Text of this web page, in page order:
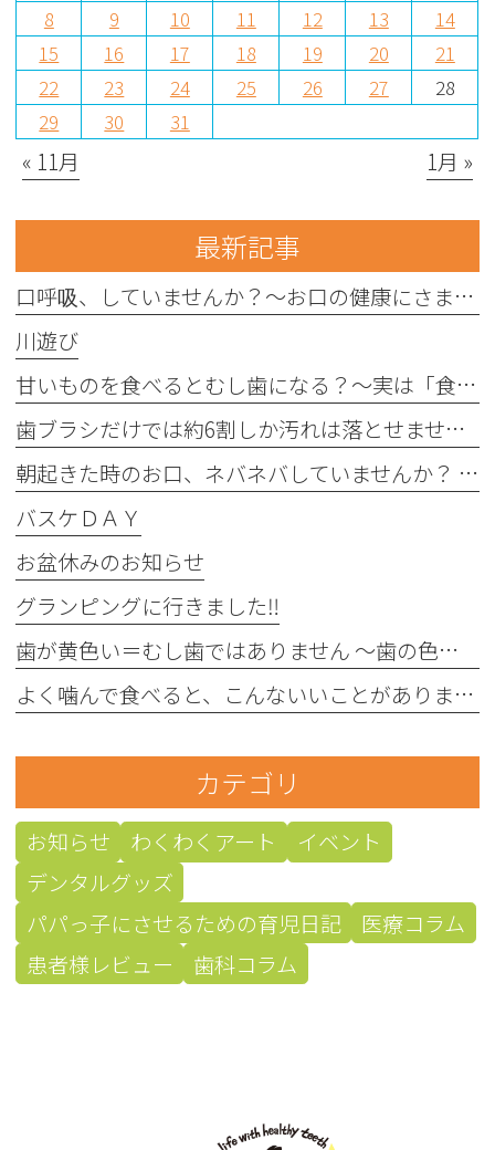
8
9 10 11 12 13
14
15
16 17 18 19 20
21
22
23 24 25 26 27
28
29
30 31
« 11月 1月 »
最新記事
口呼吸、していませんか？〜お口の健康にさまざまな影響を与えることがあります〜
川遊び
甘いものを食べるとむし歯になる？〜実は「食べる回数」がポイントです〜
歯ブラシだけでは約6割しか汚れは落とせません〜フロスや歯間ブラシが大切な理由〜
朝起きた時のお口、ネバネバしていませんか？ 〜実は細菌が増えているサインかもしれません〜
バスケＤＡＹ
お盆休みのお知らせ
グランピングに行きました‼︎
歯が黄色い＝むし歯ではありません 〜歯の色にはさまざまな原因があります〜
よく噛んで食べると、こんないいことがあります！
カテゴリ
お知らせ わくわくアート
イベント
デンタルグッズ
パパっ子にさせるための育児日記
医療コラム
患者様レビュー
歯科コラム